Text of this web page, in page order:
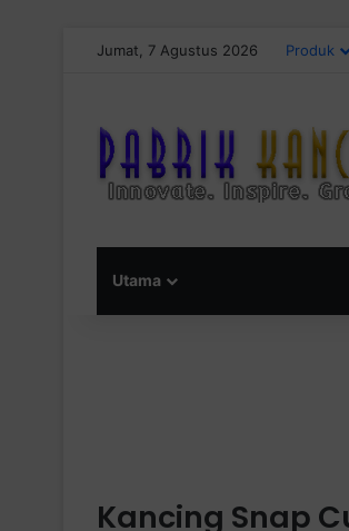
Jumat, 7 Agustus 2026 Produk
Utama
Kancing Snap